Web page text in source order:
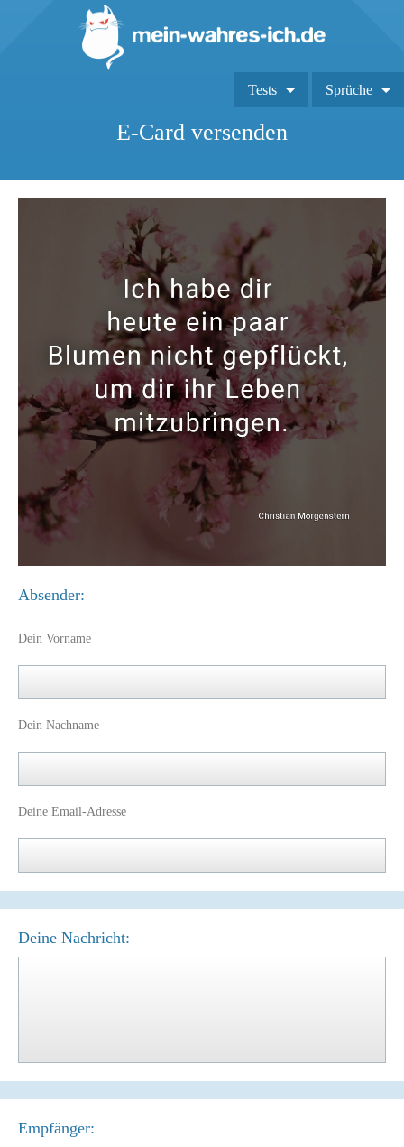
Tests Sprüche
E-Card versenden
Absender:
Dein Vorname
Dein Nachname
Deine Email-Adresse
Deine Nachricht:
Empfänger: